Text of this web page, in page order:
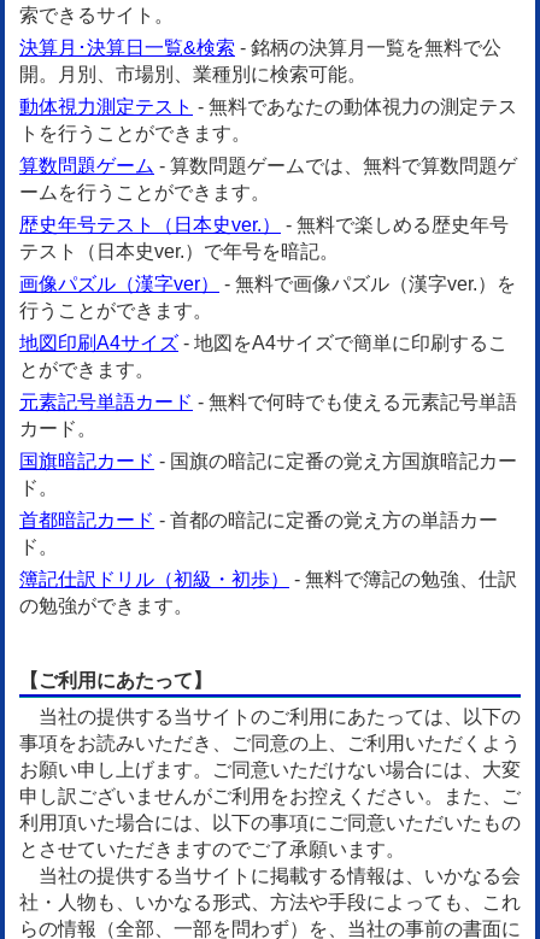
索できるサイト。
決算月･決算日一覧&検索 - 銘柄の決算月一覧を無料で公
開。月別、市場別、業種別に検索可能。
動体視力測定テスト - 無料であなたの動体視力の測定テス
トを行うことができます。
算数問題ゲーム - 算数問題ゲームでは、無料で算数問題ゲ
ームを行うことができます。
歴史年号テスト（日本史ver.）
- 無料で楽しめる歴史年号
テスト（日本史ver.）で年号を暗記。
画像パズル（漢字ver）
- 無料で画像パズル（漢字ver.）を
行うことができます。
地図印刷A4サイズ - 地図をA4サイズで簡単に印刷するこ
とができます。
元素記号単語カード - 無料で何時でも使える元素記号単語
カード。
国旗暗記カード - 国旗の暗記に定番の覚え方国旗暗記カー
ド。
首都暗記カード - 首都の暗記に定番の覚え方の単語カー
ド。
簿記仕訳ドリル（初級・初歩）
- 無料で簿記の勉強、仕訳
の勉強ができます。
【ご利用にあたって】
当社の提供する当サイトのご利用にあたっては、以下の
事項をお読みいただき、ご同意の上、ご利用いただくよう
お願い申し上げます。ご同意いただけない場合には、大変
申し訳ございませんがご利用をお控えください。また、ご
利用頂いた場合には、以下の事項にご同意いただいたもの
とさせていただきますのでご了承願います。
当社の提供する当サイトに掲載する情報は、いかなる会
社・人物も、いかなる形式、方法や手段によっても、これ
らの情報（全部、一部を問わず）を、当社の事前の書面に